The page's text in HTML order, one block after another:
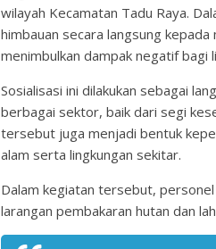
wilayah Kecamatan Tadu Raya.
himbauan secara langsung
menimbulkan dampak negatif bagi
Sosialisasi ini dilakukan sebagai
berbagai sektor, baik dari segi
tersebut juga menjadi bentuk
alam serta lingkungan sekitar.
Dalam kegiatan tersebut,
larangan pembakaran hutan dan